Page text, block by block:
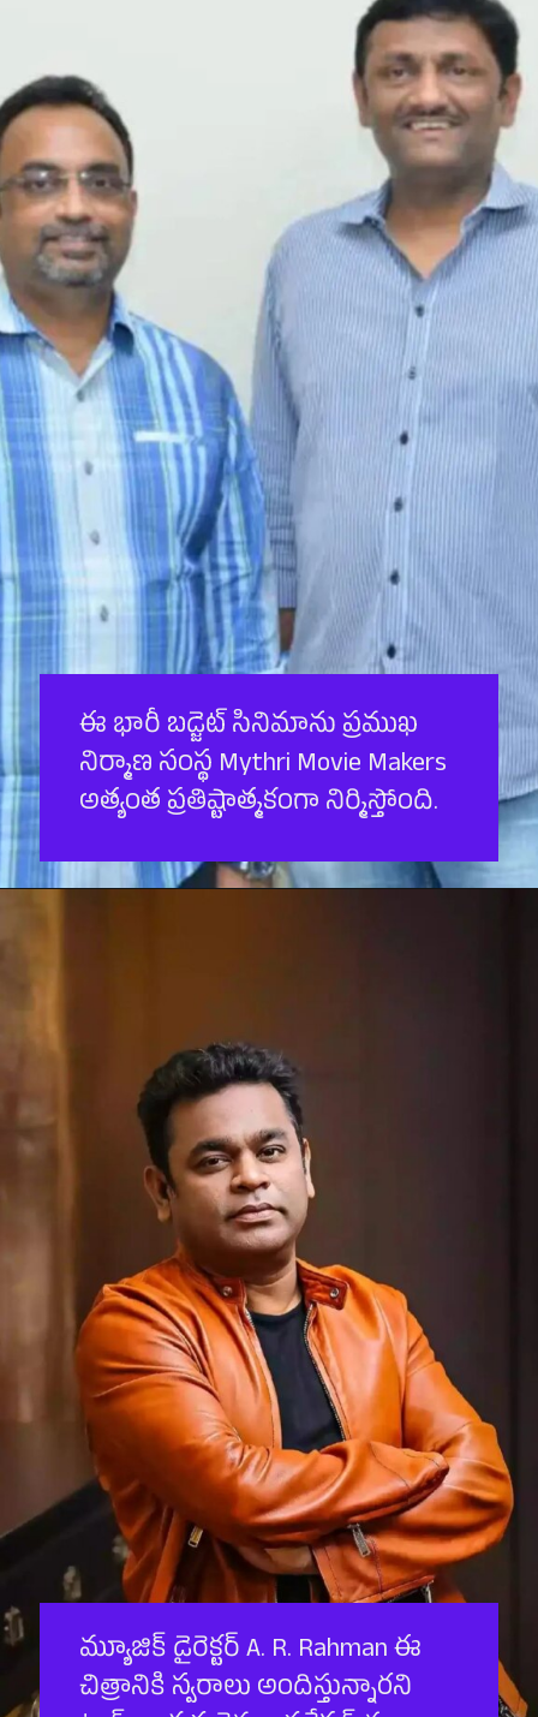
ఈ భారీ బ‌డ్జెట్ సినిమాను ప్రముఖ
నిర్మాణ సంస్థ Mythri Movie Makers
అత్యంత ప్రతిష్టాత్మకంగా నిర్మిస్తోంది.
మ్యూజిక్ డైరెక్టర్ A. R. Rahman ఈ
చిత్రానికి స్వరాలు అందిస్తున్నారని